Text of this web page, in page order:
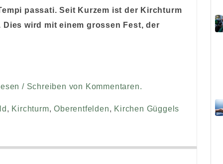
passati. Seit Kurzem ist der Kirchturm
wird mit einem grossen Fest, der
/ Schreiben von Kommentaren.
, Kirchturm,Oberentfelden, Kirchen Güggels